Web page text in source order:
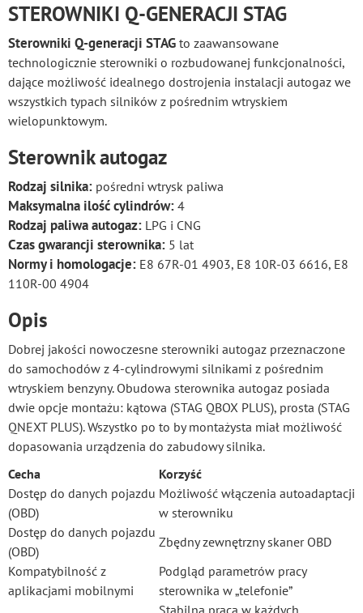
STEROWNIKI Q-GENERACJI STAG
Sterowniki Q-generacji STAG to zaawansowane
technologicznie sterowniki o rozbudowanej funkcjonalności,
dające możliwość idealnego dostrojenia instalacji autogaz we
wszystkich typach silników z pośrednim wtryskiem
wielopunktowym.
Sterownik autogaz
Rodzaj silnika: pośredni wtrysk paliwa
Maksymalna ilość cylindrów: 4
Rodzaj paliwa autogaz: LPG i CNG
Czas gwarancji sterownika: 5 lat
Normy i homologacje: E8 67R-01 4903, E8 10R-03 6616, E8
110R-00 4904
Opis
Dobrej jakości nowoczesne sterowniki autogaz przeznaczone
do samochodów z 4-cylindrowymi silnikami z pośrednim
wtryskiem benzyny. Obudowa sterownika autogaz posiada
dwie opcje montażu: kątowa (STAG QBOX PLUS), prosta (STAG
QNEXT PLUS). Wszystko po to by montażysta miał możliwość
dopasowania urządzenia do zabudowy silnika.
Cecha
Korzyść
Dostęp do danych pojazdu
(OBD)
Możliwość włączenia autoadaptacji
w sterowniku
Dostęp do danych pojazdu
(OBD)
Zbędny zewnętrzny skaner OBD
Kompatybilność z
aplikacjami mobilnymi
Podgląd parametrów pracy
sterownika w „telefonie”